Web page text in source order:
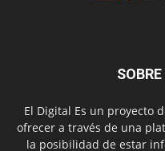
El Digital Es un proyecto
ofrecer a través de una
la posibilidad de estar